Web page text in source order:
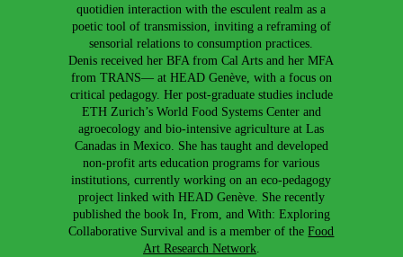
quotidien interaction with the esculent realm as a
poetic tool of transmission, inviting a reframing of
sensorial relations to consumption practices.
Denis received her BFA from Cal Arts and her MFA
from TRANS— at HEAD Genève, with a focus on
critical pedagogy. Her post-graduate studies include
ETH Zurich’s World Food Systems Center and
agroecology and bio-intensive agriculture at Las
Canadas in Mexico. She has taught and developed
non-profit arts education programs for various
institutions, currently working on an eco-pedagogy
project linked with HEAD Genève. She recently
published the book In, From, and With: Exploring
Collaborative Survival and is a member of theFood
Art Research Network.